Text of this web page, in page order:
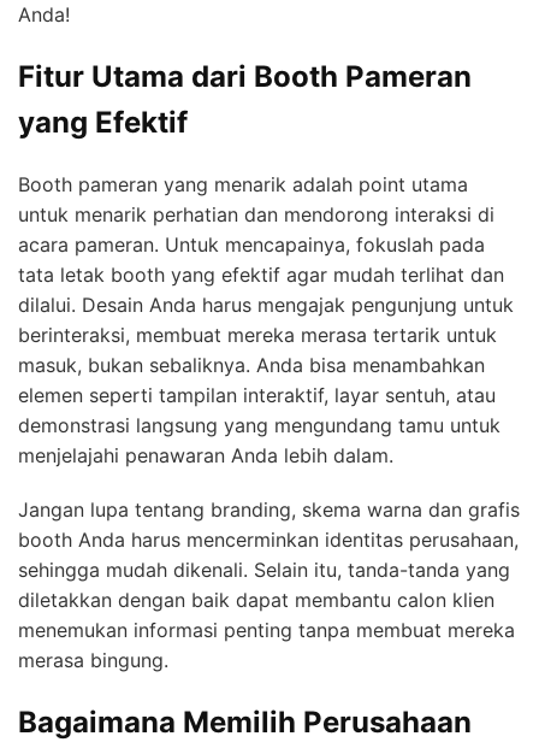
Anda!
Fitur Utama dari Booth Pameran
yang Efektif
Booth pameran yang menarik adalah point utama
untuk menarik perhatian dan mendorong interaksi di
acara pameran. Untuk mencapainya, fokuslah pada
tata letak booth yang efektif agar mudah terlihat dan
dilalui. Desain Anda harus mengajak pengunjung untuk
berinteraksi, membuat mereka merasa tertarik untuk
masuk, bukan sebaliknya. Anda bisa menambahkan
elemen seperti tampilan interaktif, layar sentuh, atau
demonstrasi langsung yang mengundang tamu untuk
menjelajahi penawaran Anda lebih dalam.
Jangan lupa tentang branding, skema warna dan grafis
booth Anda harus mencerminkan identitas perusahaan,
sehingga mudah dikenali. Selain itu, tanda-tanda yang
diletakkan dengan baik dapat membantu calon klien
menemukan informasi penting tanpa membuat mereka
merasa bingung.
Bagaimana Memilih Perusahaan